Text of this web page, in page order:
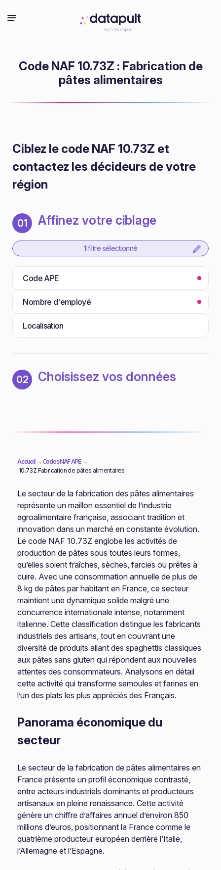
Code NAF 10.73Z : Fabrication de
pâtes alimentaires
Ciblez le code NAF 10.73Z et
contactez les décideurs de votre
région
01 Affinez votre ciblage
1 filtre sélectionné
Code APE
Nombre d'employé
Localisation
02 Choisissez vos données
Accueil→ Codes NAF APE→
10.73Z Fabrication de pâtes alimentaires
Le secteur de la fabrication des pâtes alimentaires
représente un maillon essentiel de l’industrie
agroalimentaire française, associant tradition et
innovation dans un marché en constante évolution.
Le code NAF 10.73Z englobe les activités de
production de pâtes sous toutes leurs formes,
qu’elles soient fraîches, sèches, farcies ou prêtes à
cuire. Avec une consommation annuelle de plus de
8 kg de pâtes par habitant en France, ce secteur
maintient une dynamique solide malgré une
concurrence internationale intense, notamment
italienne. Cette classification distingue les fabricants
industriels des artisans, tout en couvrant une
diversité de produits allant des spaghettis classiques
aux pâtes sans gluten qui répondent aux nouvelles
attentes des consommateurs. Analysons en détail
cette activité qui transforme semoules et farines en
l’un des plats les plus appréciés des Français.
Panorama économique du
secteur
Le secteur de la fabrication de pâtes alimentaires en
France présente un profil économique contrasté,
entre acteurs industriels dominants et producteurs
artisanaux en pleine renaissance. Cette activité
génère un chiffre d’affaires annuel d’environ 850
millions d’euros, positionnant la France comme le
quatrième producteur européen derrière l’Italie,
l’Allemagne et l’Espagne.